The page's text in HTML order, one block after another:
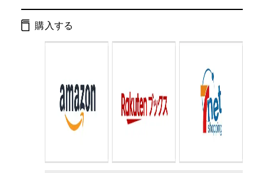
ページ数：
判型： 文庫判
購入する